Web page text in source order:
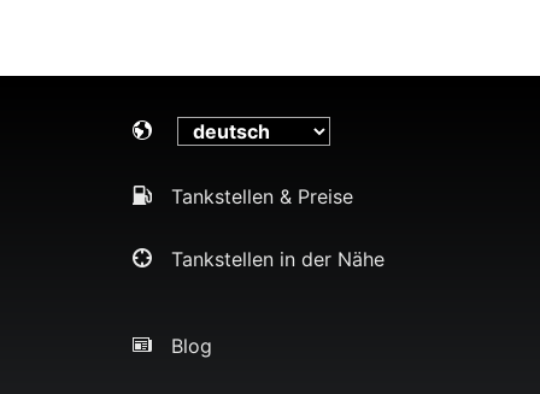
Tankstellen & Preise
Tankstellen in der Nähe
Blog